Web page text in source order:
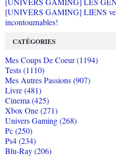
[UNIVERS GAMING] LIENS
incontournables!
CATÉGORIES
Mes Coups De Coeur (1194)
Tests (1110)
Mes Autres Passions (907)
Livre (481)
Cinema (425)
Xbox One (271)
Univers Gaming (268)
Pc (250)
Ps4 (234)
Blu-Ray (206)